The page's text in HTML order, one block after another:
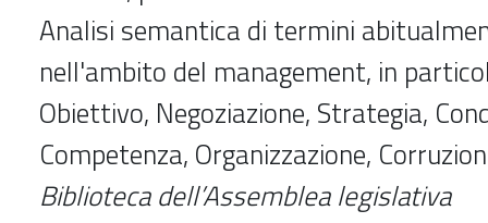
Analisi semantica di termini
nell'ambito del management, in
Obiettivo, Negoziazione, Strategia,
Competenza, Organizzazione,
Biblioteca dell’Assemblea legislativa